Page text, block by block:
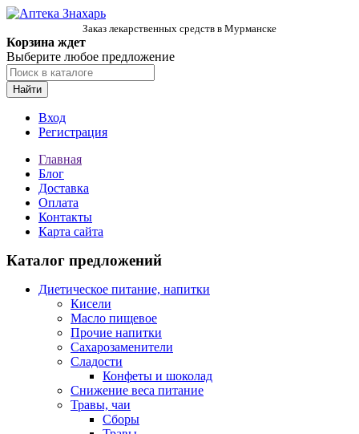
Заказ лекарственных средств в Мурманске
Корзина ждет
Выберите любое предложение
Найти
Вход
Регистрация
Главная
Блог
Доставка
Оплата
Контакты
Карта сайта
Каталог предложений
Диетическое питание, напитки
Кисели
Масло пищевое
Прочие напитки
Сахарозаменители
Сладости
Конфеты и шоколад
Снижение веса питание
Травы, чаи
Сборы